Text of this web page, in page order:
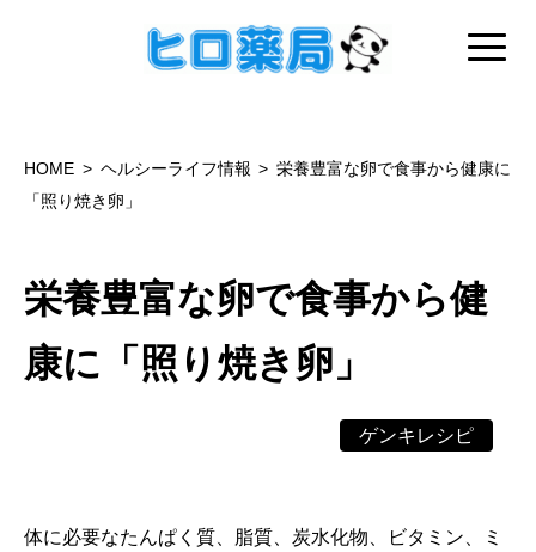
HOME ヘルシーライフ情報
栄養豊富な卵で食事から健康に
「照り焼き卵」
栄養豊富な卵で食事から健
康に「照り焼き卵」
ゲンキレシピ
体に必要なたんぱく質、脂質、炭水化物、ビタミン、ミ